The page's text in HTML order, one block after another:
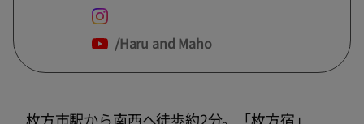
Haru and Maho
枚方市駅から南西へ徒歩約2分。「枚方宿」